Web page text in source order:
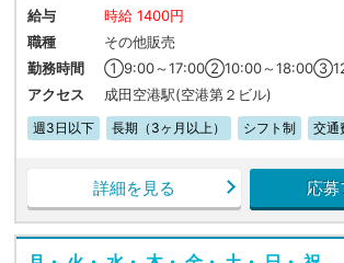
給与
時給 1400円
職種
その他販売
勤務時間
①9:00～17:00②10:00～
アクセス
成田空港駅(空港第２ビル)
週3日以下 長期（3ヶ月以上） シフト制 交通
詳細を見る 応募